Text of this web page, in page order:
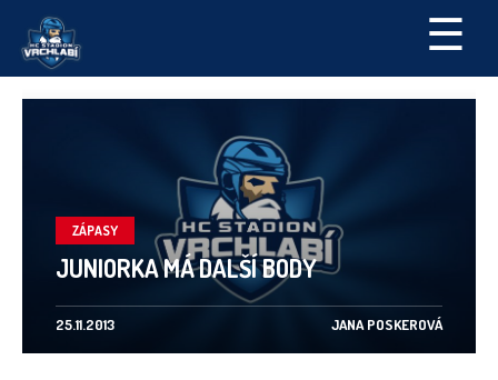
☰
ZÁPASY
JUNIORKA MÁ DALŠÍ BODY
25.11.2013 JANA POSKEROVÁ